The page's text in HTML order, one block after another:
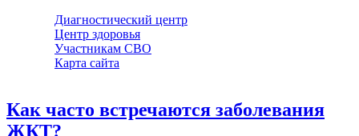
Диагностический центр
Центр здоровья
Участникам СВО
Карта сайта
Как часто встречаются заболевания
ЖКТ?